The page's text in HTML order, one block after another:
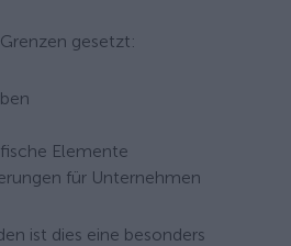
gesetzt:
Elemente
für Unternehmen
ist dies eine besonders